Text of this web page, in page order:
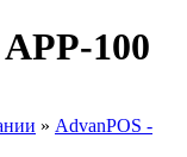
100
» AdvanPOS -